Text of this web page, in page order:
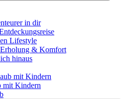
in dir
Lifestyle
& Komfort
hinaus
mit Kindern
mit Kindern